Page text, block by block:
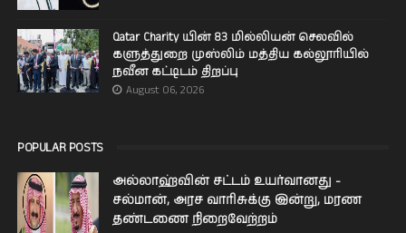
Qatar Charity யின் 83 மில்லியன் செலவில்
களுத்துறை முஸ்லிம் மத்திய கல்லூரியில்
நவீன கட்டிடம் திறப்பு
August 06, 2026
POPULAR POSTS
அல்லாஹ்வின் சட்டம் உயர்வானது -
சல்மான், அரச வாரிசுக்கு இன்று, மரண
தண்டணை நிறைவேற்றம்